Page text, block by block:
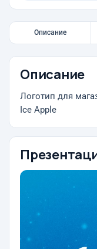
Описание
Описание
Логотип для
Ice Apple